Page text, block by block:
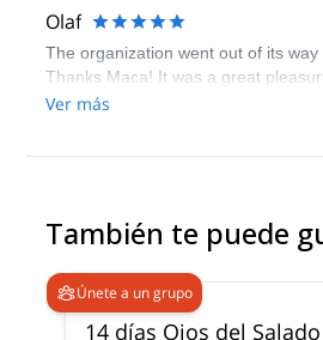
Olaf
The organization went out of its
Thanks Maca! It was a great
Ver más
También te puede
Únete a un grupo
14 días Ojos del